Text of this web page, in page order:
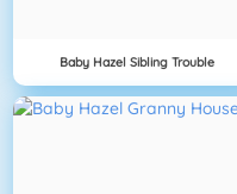
Baby Hazel Sibling Trouble